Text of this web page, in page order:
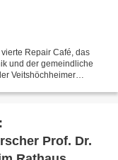
Repair Café, das
und der gemeindliche
Veitshöchheimer
Prof. Dr.